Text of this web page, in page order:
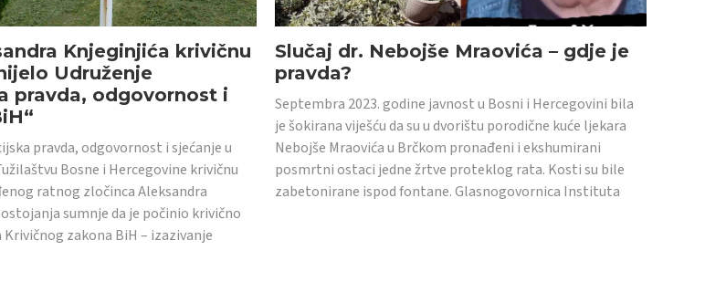
Knjeginjića krivičnu
Udruženje
pravda, odgovornost i
pravda, odgovornost i sjećanje u
Bosne i Hercegovine krivičnu
ratnog zločinca Aleksandra
sumnje da je počinio krivično
Krivičnog zakona BiH – izazivanje
Slučaj dr. Nebojše Mraovića – gdje je
pravda?
Septembra 2023. godine javnost u Bosni i Hercegovini bila
je šokirana viješću da su u dvorištu porodične kuće ljekara
Nebojše Mraovića u Brčkom pronađeni i ekshumirani
posmrtni ostaci jedne žrtve proteklog rata. Kosti su bile
zabetonirane ispod fontane. Glasnogovornica Instituta